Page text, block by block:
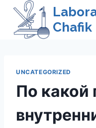
Skip
content
Chafik
UNCATEGORIZED
По какой